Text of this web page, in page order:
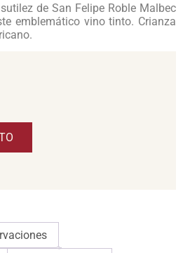
de San Felipe Roble Malbec
emblemático vino tinto. Crianza